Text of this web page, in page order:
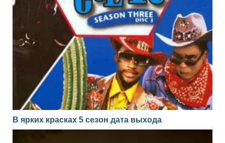
В ярких красках 5 сезон дата выхода